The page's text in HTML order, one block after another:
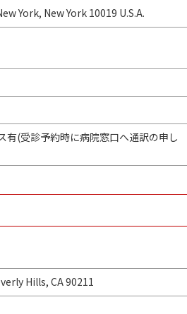
York, New York 10019 U.S.A.
有(受診予約時に病院窓口へ通訳の申し
Hills, CA 90211